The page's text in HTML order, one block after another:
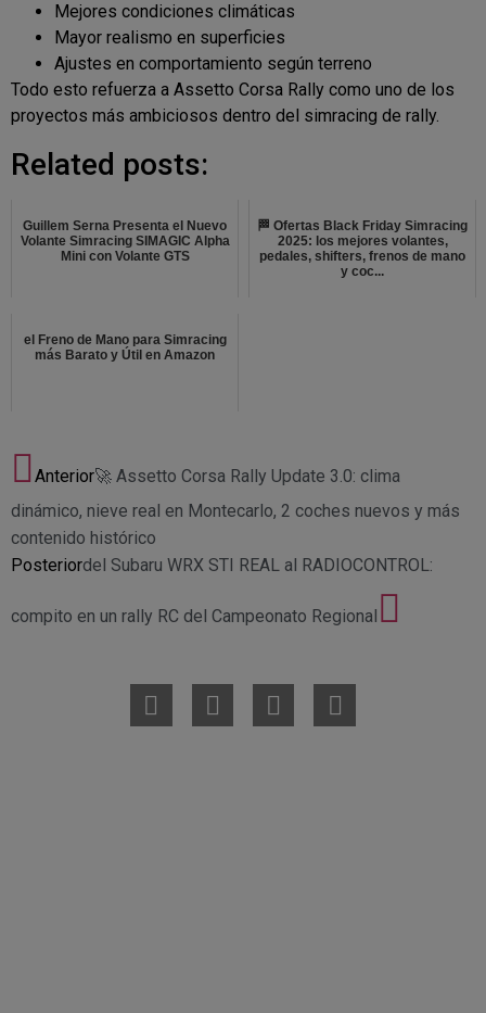
Mejores condiciones climáticas
Mayor realismo en superficies
Ajustes en comportamiento según terreno
Todo esto refuerza a Assetto Corsa Rally como uno de los
proyectos más ambiciosos dentro del simracing de rally.
Related posts:
Guillem Serna Presenta el Nuevo
Volante Simracing SIMAGIC Alpha
Mini con Volante GTS
🏁 Ofertas Black Friday Simracing
2025: los mejores volantes,
pedales, shifters, frenos de mano
y coc...
el Freno de Mano para Simracing
más Barato y Útil en Amazon
Anterior🚀 Assetto Corsa Rally Update 3.0: clima
dinámico, nieve real en Montecarlo, 2 coches nuevos y más
contenido histórico
Posteriordel Subaru WRX STI REAL al RADIOCONTROL:
compito en un rally RC del Campeonato Regional